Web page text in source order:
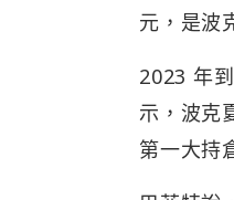
元，是波
2023 年
示，波克
第一大持